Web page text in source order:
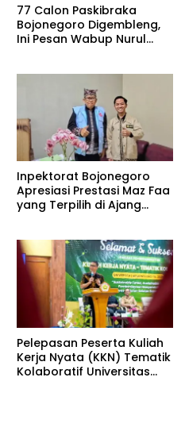
77 Calon Paskibraka
Bojonegoro Digembleng,
Ini Pesan Wabup Nurul
Inpektorat Bojonegoro
Apresiasi Prestasi Maz Faa
yang Terpilih di Ajang
Pelepasan Peserta Kuliah
Kerja Nyata (KKN) Tematik
Kolaboratif Universitas